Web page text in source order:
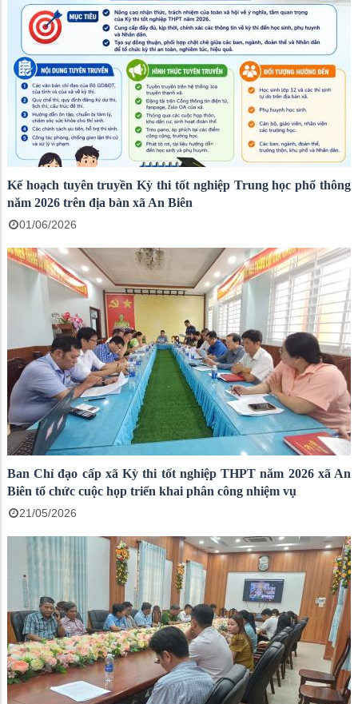
Kế hoạch tuyên truyền Kỳ thi tốt nghiệp Trung học phổ thông
năm 2026 trên địa bàn xã An Biên
01/06/2026
Ban Chỉ đạo cấp xã Kỳ thi tốt nghiệp THPT năm 2026 xã An
Biên tổ chức cuộc họp triển khai phân công nhiệm vụ
21/05/2026